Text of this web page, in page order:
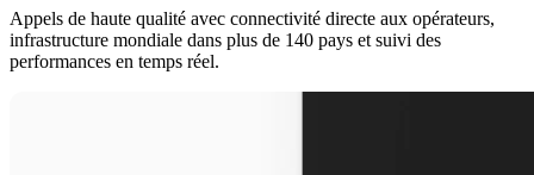
Appels de haute qualité avec connectivité directe aux opérateurs,
infrastructure mondiale dans plus de 140 pays et suivi des
performances en temps réel.